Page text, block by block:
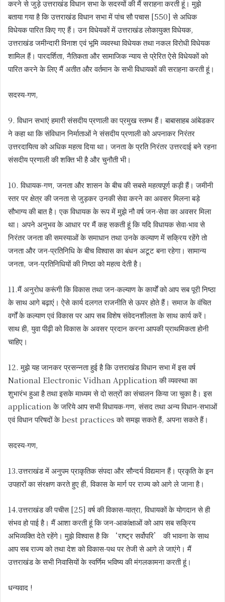
करने से जुड़े उत्तराखंड विधान सभा के सदस्यों की मैं सराहना करती हूं। मुझे
बताया गया है कि उत्तराखंड विधान सभा में पांच सौ पचास [550] से अधिक
विधेयक पारित किए गए हैं। उन विधेयकों में उत्तराखंड लोकायुक्त विधेयक,
उत्तराखंड जमीन्दारी विनाश एवं भूमि व्यवस्था विधेयक तथा नकल विरोधी विधेयक
शामिल हैं। पारदर्शिता, नैतिकता और सामाजिक न्याय से प्रेरित ऐसे विधेयकों को
पारित करने के लिए मैं अतीत और वर्तमान के सभी विधायकों की सराहना करती हूं।
सदस्य-गण,
9. विधान सभाएं हमारी संसदीय प्रणाली का प्रमुख स्तम्भ हैं। बाबासाहब आंबेडकर
ने कहा था कि संविधान निर्माताओं ने संसदीय प्रणाली को अपनाकर निरंतर
उत्तरदायित्व को अधिक महत्व दिया था। जनता के प्रति निरंतर उत्तरदाई बने रहना
संसदीय प्रणाली की शक्ति भी है और चुनौती भी।
10. विधायक-गण, जनता और शासन के बीच की सबसे महत्वपूर्ण कड़ी हैं। जमीनी
स्तर पर क्षेत्र की जनता से जुड़कर उनकी सेवा करने का अवसर मिलना बड़े
सौभाग्य की बात है। एक विधायक के रूप में मुझे नौ वर्ष जन-सेवा का अवसर मिला
था। अपने अनुभव के आधार पर मैं कह सकती हूं कि यदि विधायक सेवा-भाव से
निरंतर जनता की समस्याओं के समाधान तथा उनके कल्याण में सक्रिय रहेंगे तो
जनता और जन-प्रतिनिधि के बीच विश्वास का बंधन अटूट बना रहेगा। सामान्य
जनता, जन-प्रतिनिधियों की निष्ठा को महत्व देती है।
11.मैं अनुरोध करूंगी कि विकास तथा जन-कल्याण के कार्यों को आप सब पूरी निष्ठा
के साथ आगे बढ़ाएं। ऐसे कार्य दलगत राजनीति से ऊपर होते हैं। समाज के वंचित
वर्गों के कल्याण एवं विकास पर आप सब विशेष संवेदनशीलता के साथ कार्य करें।
साथ ही, युवा पीढ़ी को विकास के अवसर प्रदान करना आपकी प्राथमिकता होनी
चाहिए।
12. मुझे यह जानकर प्रसन्नता हुई है कि उत्तराखंड विधान सभा में इस वर्ष
National Electronic Vidhan Application की व्यवस्था का
शुभारंभ हुआ है तथा इसके माध्यम से दो सत्रों का संचालन किया जा चुका है। इस
application के जरिये आप सभी विधायक-गण, संसद तथा अन्य विधान-सभाओं
एवं विधान परिषदों के best practices को समझ सकते हैं, अपना सकते हैं।
सदस्य-गण,
13.उत्तराखंड में अनुपम प्राकृतिक संपदा और सौन्दर्य विद्यमान हैं। प्रकृति के इन
उपहारों का संरक्षण करते हुए ही, विकास के मार्ग पर राज्य को आगे ले जाना है।
14.उत्तराखंड की पचीस [25] वर्ष की विकास-यात्रा, विधायकों के योगदान से ही
संभव हो पाई है। मैं आशा करती हूं कि जन-आकांक्षाओं को आप सब सक्रिय
अभिव्यक्ति देते रहेंगे। मुझे विश्वास है कि ‘राष्ट्र सर्वोपरि’ की भावना के साथ
आप सब राज्य को तथा देश को विकास-पथ पर तेजी से आगे ले जाएंगे। मैं
उत्तराखंड के सभी निवासियों के स्वर्णिम भविष्य की मंगलकामना करती हूं।
धन्यवाद !